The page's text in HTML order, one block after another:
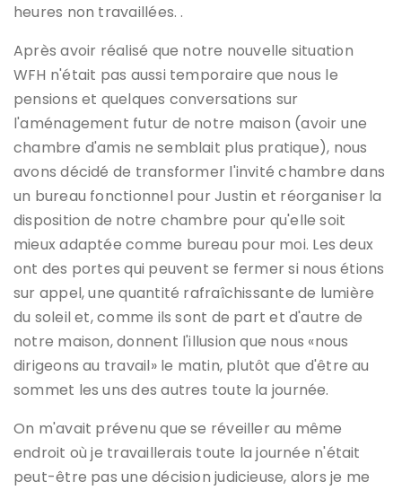
heures non travaillées. .
Après avoir réalisé que notre nouvelle situation
WFH n'était pas aussi temporaire que nous le
pensions et quelques conversations sur
l'aménagement futur de notre maison (avoir une
chambre d'amis ne semblait plus pratique), nous
avons décidé de transformer l'invité chambre dans
un bureau fonctionnel pour Justin et réorganiser la
disposition de notre chambre pour qu'elle soit
mieux adaptée comme bureau pour moi. Les deux
ont des portes qui peuvent se fermer si nous étions
sur appel, une quantité rafraîchissante de lumière
du soleil et, comme ils sont de part et d'autre de
notre maison, donnent l'illusion que nous «nous
dirigeons au travail» le matin, plutôt que d'être au
sommet les uns des autres toute la journée.
On m'avait prévenu que se réveiller au même
endroit où je travaillerais toute la journée n'était
peut-être pas une décision judicieuse, alors je me